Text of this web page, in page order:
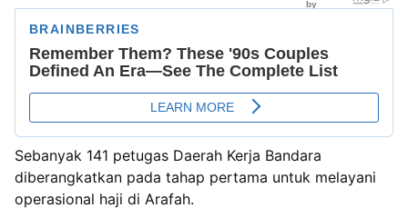
Sebanyak 141 petugas Daerah Kerja Bandara
diberangkatkan pada tahap pertama untuk melayani
operasional haji di Arafah.